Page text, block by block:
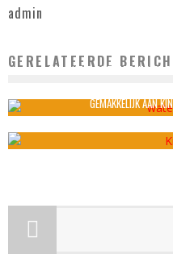
admin
GERELATEERDE
HET WATER ONTHARDEN MET
GEMAKKELIJK AAN